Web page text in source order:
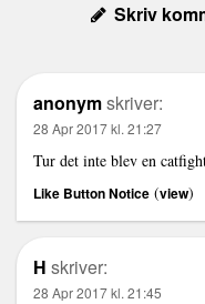
Skriv
anonymskriver:
28 Apr 2017 kl. 21:27
Tur det inte blev en
Like Button Notice (view)
H skriver:
28 Apr 2017 kl. 21:45